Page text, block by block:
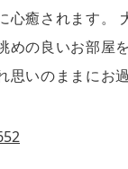
心癒されます。
めの良いお部屋
思いのままにお